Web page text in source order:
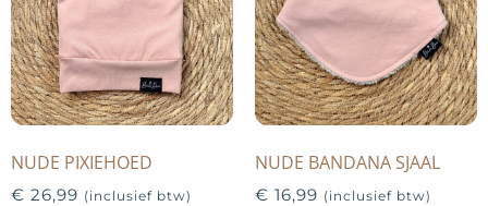
NUDE PIXIEHOED
€ 26,99 (inclusief btw)
NUDE BANDANA SJAAL
€ 16,99 (inclusief btw)